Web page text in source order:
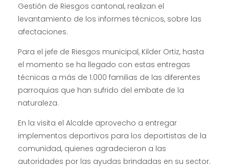
Gestión de Riesgos cantonal, realizan el
levantamiento de los informes técnicos, sobre las
afectaciones.
Para el jefe de Riesgos municipal, Kilder Ortiz, hasta
el momento se ha llegado con estas entregas
técnicas a más de 1.000 familias de las diferentes
parroquias que han sufrido del embate de la
naturaleza.
En la visita el Alcalde aprovecho a entregar
implementos deportivos para los deportistas de la
comunidad, quienes agradecieron a las
autoridades por las ayudas brindadas en su sector.